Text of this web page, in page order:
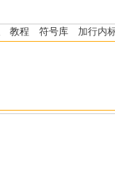
教程 符号库 加行内